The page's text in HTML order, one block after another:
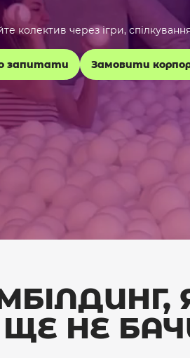
колектив через ігри,
запитати Замовити
ЩЕ НЕ